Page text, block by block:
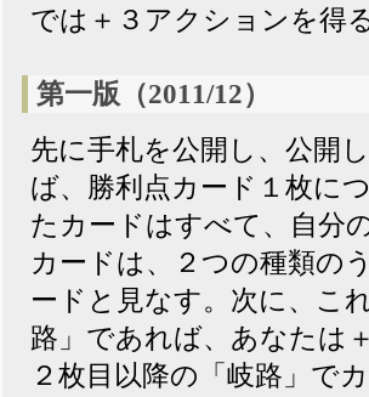
では＋３アクションを得
第一版（2011/12）
先に手札を公開し、公開
ば、勝利点カード１枚に
たカードはすべて、自分
カードは、２つの種類の
ードと見なす。次に、こ
路」であれば、あなたは
２枚目以降の「岐路」で